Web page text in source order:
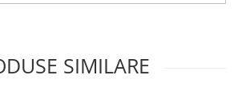
SIMILARE